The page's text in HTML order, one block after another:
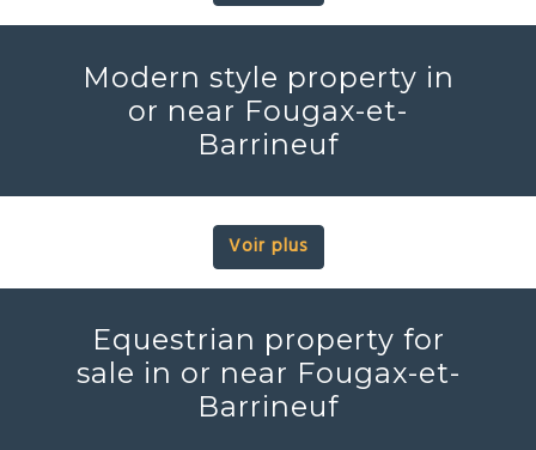
Modern style property in
or near Fougax-et-
Barrineuf
Voir plus
Equestrian property for
sale in or near Fougax-et-
Barrineuf